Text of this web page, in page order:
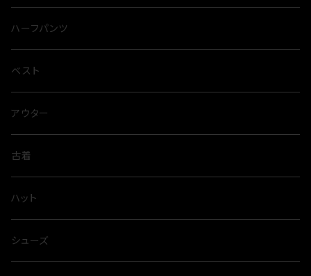
ハーフパンツ
ベスト
アウター
古着
ハット
シューズ